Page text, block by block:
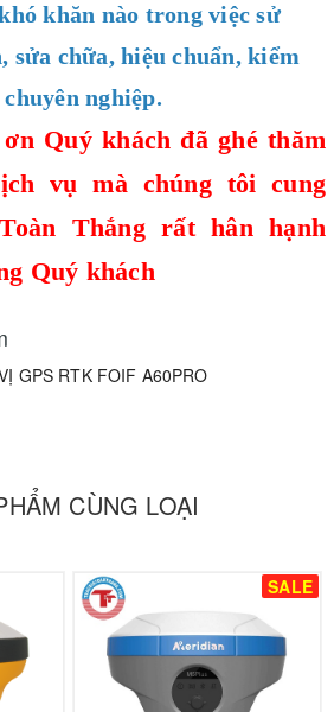
khăn nào trong việc sử
sửa chữa, hiệu chuẩn, kiểm
nghiệp.
Quý khách đã ghé thăm
vụ mà chúng tôi cung
Thắngrất hân hạnh
Quý khách
GPS RTK FOIF A60PRO
CÙNG LOẠI
SALE